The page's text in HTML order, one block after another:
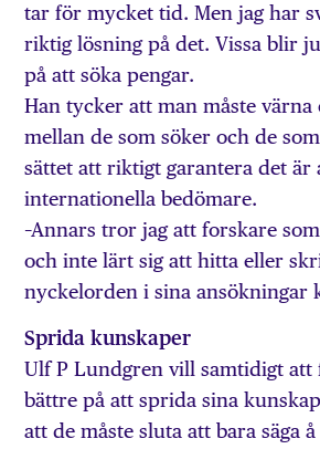
tar för mycket tid. Men jag har
riktig lösning på det. Vissa blir
på att söka pengar.
Han tycker att man måste värna
mellan de som söker och de
sättet att riktigt garantera det är
internationella bedömare.
–Annars tror jag att forskare
och inte lärt sig att hitta eller
nyckelorden i sina ansökningar
Sprida kunskaper
Ulf P Lundgren vill samtidigt att
bättre på att sprida sina
att de måste sluta att bara säga